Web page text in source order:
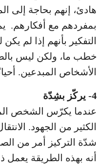
هادئ، إنهم بحاجة إلى
بمفردهم مع أفكارهم.
التفكير بأنهم إذا لم
خطب ما، ولكن ليس
الأشخاص المبدعين.
4- يركّز بشِدّة
عندما يكرّس الشخص
الكثير من الجهود.
شدّة التركيز أمر من
أنه بهذه الطريقة يعمل